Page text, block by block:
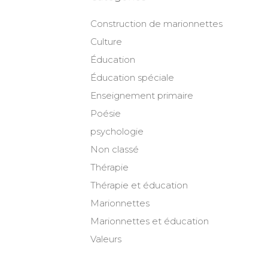
Construction de marionnettes
Culture
Éducation
Éducation spéciale
Enseignement primaire
Poésie
psychologie
Non classé
Thérapie
Thérapie et éducation
Marionnettes
Marionnettes et éducation
Valeurs